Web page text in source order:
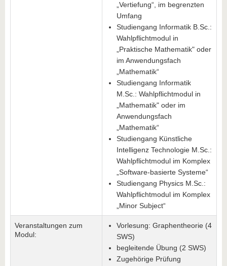
„Vertiefung“, im begrenzten
Umfang
Studiengang Informatik B.Sc.:
Wahlpflichtmodul in
„Praktische Mathematik" oder
im Anwendungsfach
„Mathematik“
Studiengang Informatik
M.Sc.: Wahlpflichtmodul in
„Mathematik" oder im
Anwendungsfach
„Mathematik“
Studiengang Künstliche
Intelligenz Technologie M.Sc.:
Wahlpflichtmodul im Komplex
„Software-basierte Systeme“
Studiengang Physics M.Sc.:
Wahlpflichtmodul im Komplex
„Minor Subject“
Veranstaltungen zum
Modul:
Vorlesung: Graphentheorie (4
SWS)
begleitende Übung (2 SWS)
Zugehörige Prüfung